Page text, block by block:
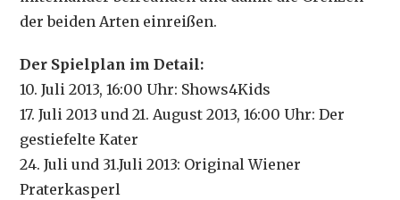
der beiden Arten einreißen.
Der Spielplan im Detail:
10. Juli 2013, 16:00 Uhr: Shows4Kids
17. Juli 2013 und 21. August 2013, 16:00 Uhr: Der
gestiefelte Kater
24. Juli und 31.Juli 2013: Original Wiener
Praterkasperl